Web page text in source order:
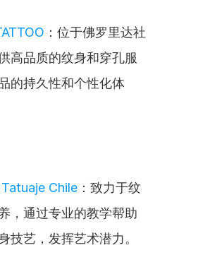
：位于佛罗里达社
高品质的纹身和穿孔服
的持久性和个性化体
Chile ：致力于纹
，通过专业的教学帮助
技艺，发挥艺术潜力。